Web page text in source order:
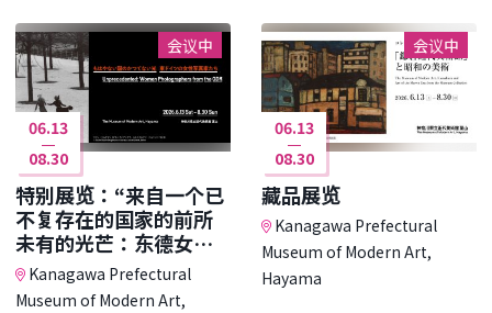
会议中
06.13
08.30
特别展览：“来自一个已
不复存在的国家的前所
未有的光芒：东德女性
摄影师作品展”
Kanagawa Prefectural
Museum of Modern Art,
会议中
06.13
08.30
藏品展览
Kanagawa Prefectural
Museum of Modern Art,
Hayama